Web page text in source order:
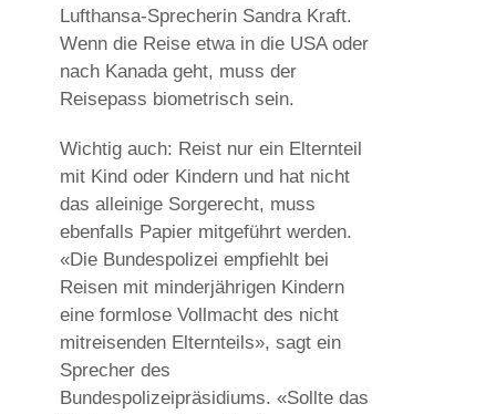
Lufthansa-Sprecherin Sandra Kraft.
Wenn die Reise etwa in die USA oder
nach Kanada geht, muss der
Reisepass biometrisch sein.
Wichtig auch: Reist nur ein Elternteil
mit Kind oder Kindern und hat nicht
das alleinige Sorgerecht, muss
ebenfalls Papier mitgeführt werden.
«Die Bundespolizei empfiehlt bei
Reisen mit minderjährigen Kindern
eine formlose Vollmacht des nicht
mitreisenden Elternteils», sagt ein
Sprecher des
Bundespolizeipräsidiums. «Sollte das